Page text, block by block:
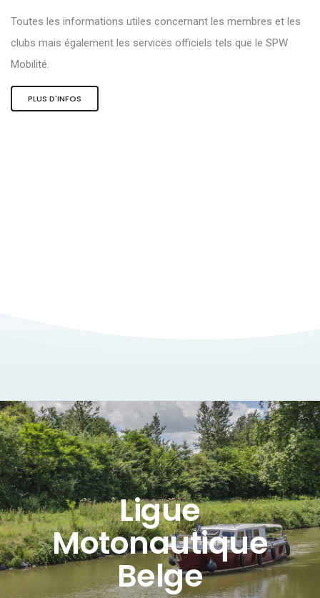
Toutes les informations utiles concernant les membres et les
clubs mais également les services officiels tels que le SPW
Mobilité.
PLUS D'INFOS
Ligue
Motonautique
Belge